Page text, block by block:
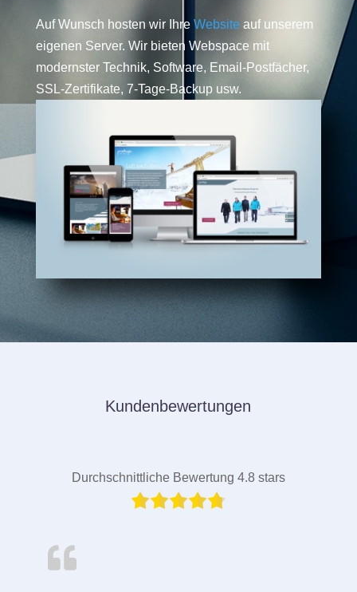
Auf Wunsch hosten wir Ihre Website auf unserem
eigenen Server. Wir bieten Webspace mit
modernster Technik, Software, Email-Postfächer,
SSL-Zertifikate, 7-Tage-Backup usw.
Kundenbewertungen
Durchschnittliche Bewertung 4.8 stars